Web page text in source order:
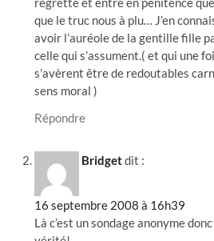
que le truc nous à plu… J’en
avoir l’auréole de la gentille fille
celle qui s’assument.( et qui une
s’avèrent être de redoutables
sens moral )
Répondre
Bridgetdit :
16 septembre 2008 à 16h39
Là c’est un sondage anonyme